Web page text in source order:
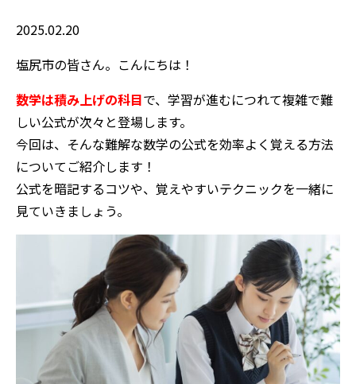
2025.02.20
塩尻市の皆さん。こんにちは！
数学は積み上げの科目で、学習が進むにつれて複雑で難
しい公式が次々と登場します。
今回は、そんな難解な数学の公式を効率よく覚える方法
についてご紹介します！
公式を暗記するコツや、覚えやすいテクニックを一緒に
見ていきましょう。